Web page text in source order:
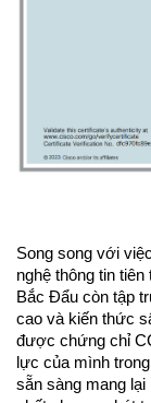
Song song với
nghệ thông tin
Bắc Đẩu còn tập
cao và kiến thức
được chứng chỉ
lực của mình
sẵn sàng mang